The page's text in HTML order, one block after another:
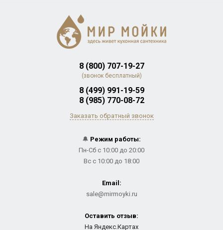
8 (800) 707-19-27
(звонок бесплатный)
8 (499) 991-19-59
8 (985) 770-08-72
Заказать обратный звонок
🔔 Режим работы:
Пн-Сб с 10:00 до 20:00
Вс с 10:00 до 18:00
Email:
sale@mirmoyki.ru
Оставить отзыв:
На Яндекс.Картах